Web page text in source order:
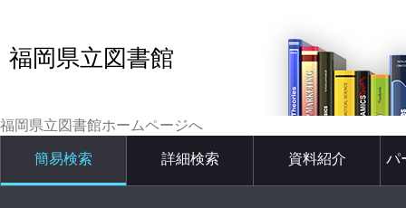
福岡県立図書館
福岡県立図書館ホームページへ
簡易検索 詳細検索 資料紹介 パ